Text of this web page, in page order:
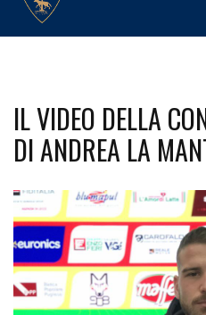
IL VIDEO DELLA
DI ANDREA LA